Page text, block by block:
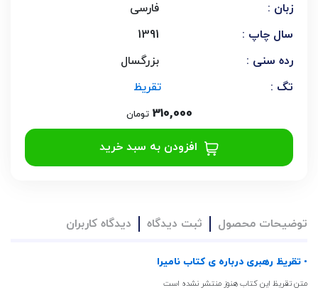
زبان :
فارسی
سال چاپ :
1391
رده سنی :
بزرگسال
تگ :
تقریظ
310,000 تومان
افزودن به سبد خرید
توضیحات محصول ثبت دیدگاه دیدگاه کاربران
• تقریظ رهبری درباره ی کتاب نامیرا
متن تقریظ این کتاب هنوز منتشر نشده است